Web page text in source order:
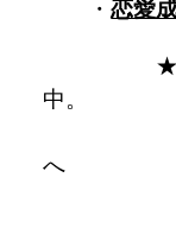
・恋愛
★七夕祭
中。
詳し
へ
スマ